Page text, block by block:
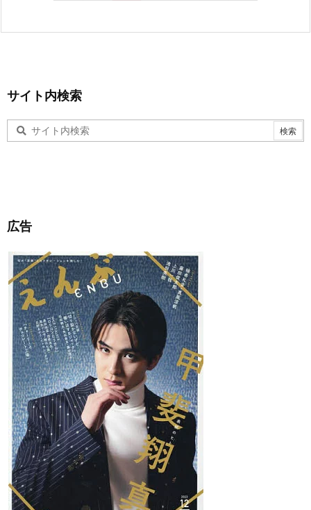
サイト内検索
広告